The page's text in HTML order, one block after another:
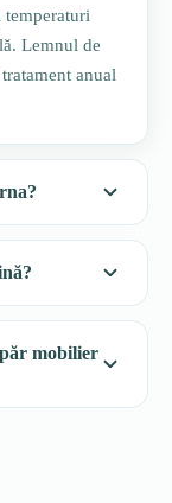
Lemnul de
anual
mobilier